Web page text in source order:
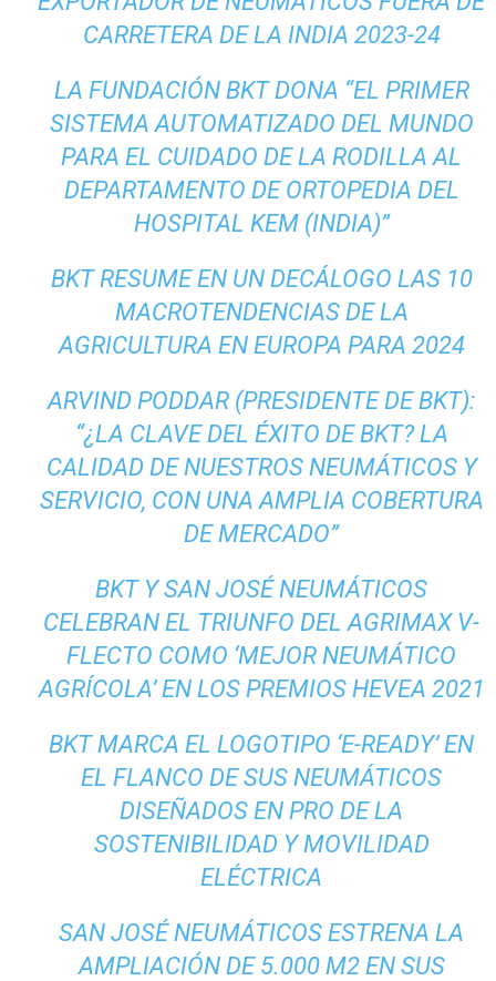
CARRETERA DE LA INDIA 2023-24
LA FUNDACIÓN BKT DONA “EL PRIMER
SISTEMA AUTOMATIZADO DEL MUNDO
PARA EL CUIDADO DE LA RODILLA AL
DEPARTAMENTO DE ORTOPEDIA DEL
HOSPITAL KEM (INDIA)”
BKT RESUME EN UN DECÁLOGO LAS 10
MACROTENDENCIAS DE LA
AGRICULTURA EN EUROPA PARA 2024
ARVIND PODDAR (PRESIDENTE DE BKT):
“¿LA CLAVE DEL ÉXITO DE BKT? LA
CALIDAD DE NUESTROS NEUMÁTICOS Y
SERVICIO, CON UNA AMPLIA COBERTURA
DE MERCADO”
BKT Y SAN JOSÉ NEUMÁTICOS
CELEBRAN EL TRIUNFO DEL AGRIMAX V-
FLECTO COMO ‘MEJOR NEUMÁTICO
AGRÍCOLA’ EN LOS PREMIOS HEVEA 2021
BKT MARCA EL LOGOTIPO ‘E-READY’ EN
EL FLANCO DE SUS NEUMÁTICOS
DISEÑADOS EN PRO DE LA
SOSTENIBILIDAD Y MOVILIDAD
ELÉCTRICA
SAN JOSÉ NEUMÁTICOS ESTRENA LA
AMPLIACIÓN DE 5.000 M2 EN SUS